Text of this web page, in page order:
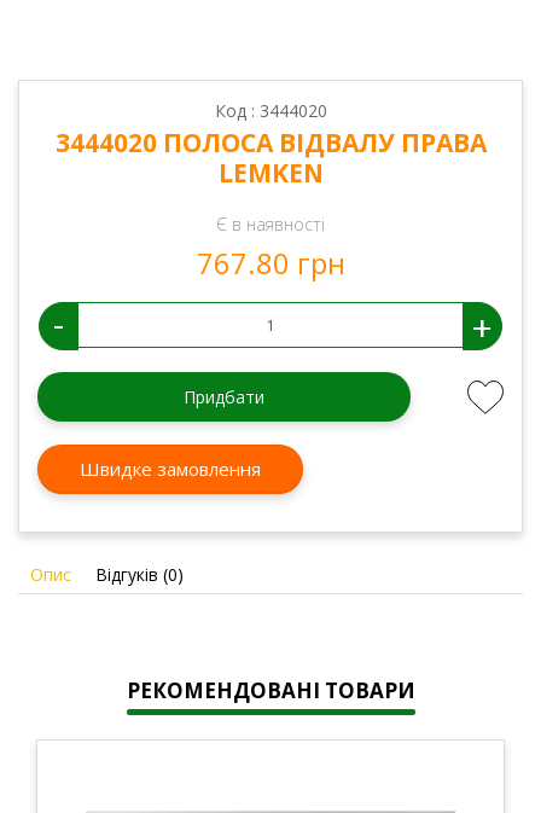
Код : 3444020
3444020 ПОЛОСА ВІДВАЛУ ПРАВА
LEMKEN
Є в наявності
767.80 грн
- +
Придбати
Швидке замовлення
Опис Відгуків (0)
РЕКОМЕНДОВАНІ ТОВАРИ